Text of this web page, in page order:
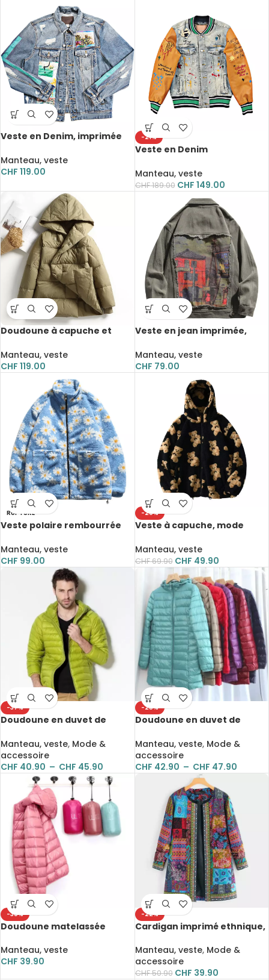
Veste en Denim, imprimée
Manteau, veste
CHF 119.00
-21%
Veste en Denim
l’ensemble
Manteau, veste
CHF189.00 CHF 149.00
Doudoune à capuche et
chaude, épaisse et ample
Manteau, veste
CHF 119.00
Veste en jean imprimée,
et ample
Manteau, veste
CHF 79.00
RUPTURE
Veste polaire rembourrée
Manteau, veste
CHF 99.00
-29%
Veste à capuche, mode
fermeture éclair complète
Manteau, veste
CHF69.90 CHF 49.90
-37%
Doudoune en duvet de
capuche, grande taille
Manteau, veste, Mode &
accessoire
CHF 40.90 – CHF 45.90
-25%
Doudoune en duvet de
manteau à capuche
ultraléger, grande taille
Manteau, veste, Mode &
accessoire
CHF 42.90 – CHF 47.90
-30%
Doudoune matelassée
canard pour femme, à
capuche
Manteau, veste
CHF 39.90
-22%
Cardigan imprimé ethnique,
Manteau, veste, Mode &
accessoire
CHF50.90 CHF 39.90